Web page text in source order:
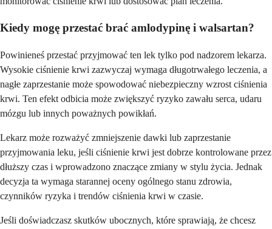
Kiedy mogę przestać brać amlodypinę i walsartan?
Powinieneś przestać przyjmować ten lek tylko pod nadzorem lekarza.
Wysokie ciśnienie krwi zazwyczaj wymaga długotrwałego leczenia, a
nagłe zaprzestanie może spowodować niebezpieczny wzrost ciśnienia
krwi. Ten efekt odbicia może zwiększyć ryzyko zawału serca, udaru
mózgu lub innych poważnych powikłań.
Lekarz może rozważyć zmniejszenie dawki lub zaprzestanie
przyjmowania leku, jeśli ciśnienie krwi jest dobrze kontrolowane przez
dłuższy czas i wprowadzono znaczące zmiany w stylu życia. Jednak
decyzja ta wymaga starannej oceny ogólnego stanu zdrowia,
czynników ryzyka i trendów ciśnienia krwi w czasie.
Jeśli doświadczasz skutków ubocznych, które sprawiają, że chcesz